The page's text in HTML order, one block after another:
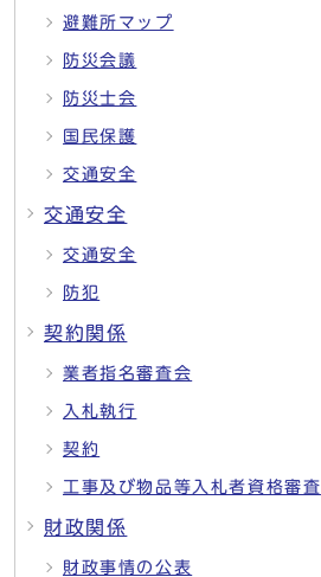
避難所マップ
防災会議
防災士会
国民保護
交通安全
交通安全
交通安全
防犯
契約関係
業者指名審査会
入札執行
契約
工事及び物品等入札者資格審査
財政関係
財政事情の公表